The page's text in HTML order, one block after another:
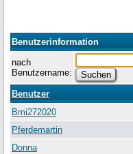
Benutzerinformation
nach
Benutzername:
Benutzer
Bmi272020
Pferdemartin
Donna